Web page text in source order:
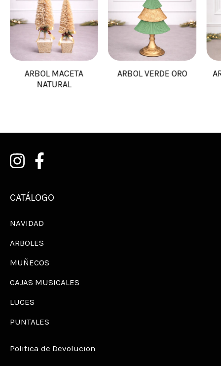
ARBOL MACETA
NATURAL
ARBOL VERDE ORO
CATÁLOGO
NAVIDAD
ARBOLES
MUÑECOS
CAJAS MUSICALES
LUCES
PUNTALES
Politica de Devolucion